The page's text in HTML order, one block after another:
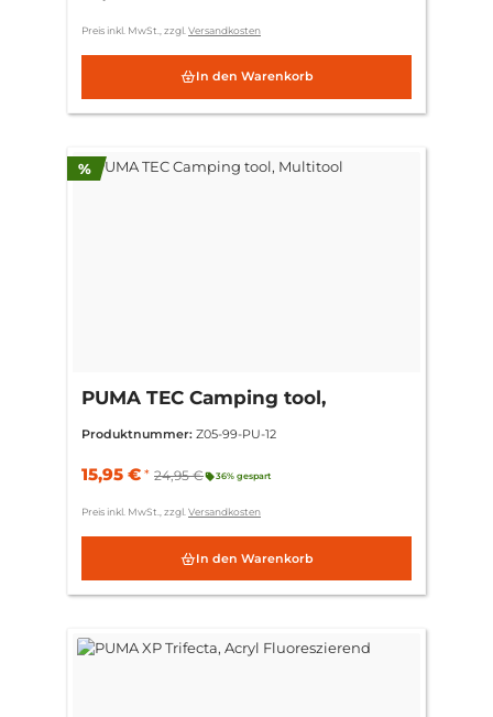
Preis inkl. MwSt., zzgl. Versandkosten
In den Warenkorb
%Rabatt
PUMA TEC Camping tool,
Produktnummer: Z05-99-PU-12
15,95 € * 24,95 € 36% gespart
Preis inkl. MwSt., zzgl.Versandkosten
In den Warenkorb